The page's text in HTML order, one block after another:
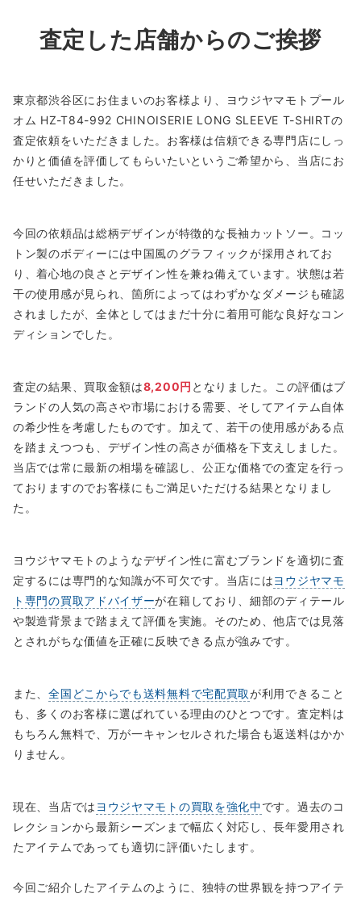
査定した店舗からのご挨拶
東京都渋谷区にお住まいのお客様より、ヨウジヤマモトプール
オム HZ-T84-992 CHINOISERIE LONG SLEEVE T-SHIRTの
査定依頼をいただきました。お客様は信頼できる専門店にしっ
かりと価値を評価してもらいたいというご希望から、当店にお
任せいただきました。
今回の依頼品は総柄デザインが特徴的な長袖カットソー。コッ
トン製のボディーには中国風のグラフィックが採用されてお
り、着心地の良さとデザイン性を兼ね備えています。状態は若
干の使用感が見られ、箇所によってはわずかなダメージも確認
されましたが、全体としてはまだ十分に着用可能な良好なコン
ディションでした。
査定の結果、買取金額は8,200円 となりました。この評価はブ
ランドの人気の高さや市場における需要、そしてアイテム自体
の希少性を考慮したものです。加えて、若干の使用感がある点
を踏まえつつも、デザイン性の高さが価格を下支えしました。
当店では常に最新の相場を確認し、公正な価格での査定を行っ
ておりますのでお客様にもご満足いただける結果となりまし
た。
ヨウジヤマモトのようなデザイン性に富むブランドを適切に査
定するには専門的な知識が不可欠です。当店にはヨウジヤマモ
ト専門の買取アドバイザーが在籍しており、細部のディテール
や製造背景まで踏まえて評価を実施。そのため、他店では見落
とされがちな価値を正確に反映できる点が強みです。
また、全国どこからでも送料無料で宅配買取が利用できること
も、多くのお客様に選ばれている理由のひとつです。査定料は
もちろん無料で、万が一キャンセルされた場合も返送料はかか
りません。
現在、当店では ヨウジヤマモトの買取を強化中です。過去のコ
レクションから最新シーズンまで幅広く対応し、長年愛用され
たアイテムであっても適切に評価いたします。
今回ご紹介したアイテムのように、独特の世界観を持つアイテ